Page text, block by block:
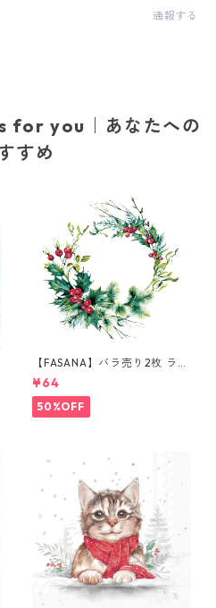
通報する
for you｜あなたへの
すめ
【FASANA】バラ売り2枚 ラン
チサイズ ペーパーナプキン Wi
nter berry wreath ホワイト
¥64
50%OFF